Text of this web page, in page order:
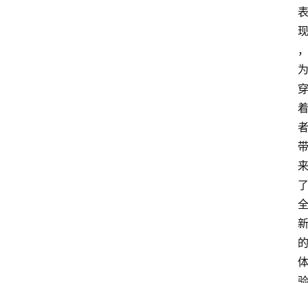
表
现
，
为
穿
着
者
带
来
了
全
新
的
体